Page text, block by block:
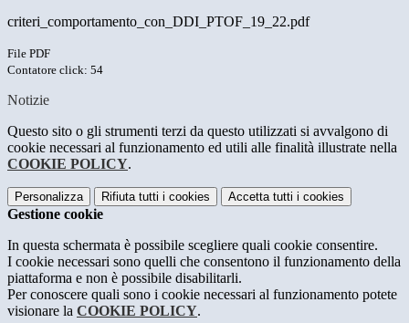
criteri_comportamento_con_DDI_PTOF_19_22.pdf
File PDF
Contatore click: 54
Notizie
Questo sito o gli strumenti terzi da questo utilizzati si avvalgono di
cookie necessari al funzionamento ed utili alle finalità illustrate nella
COOKIE POLICY.
Personalizza Rifiuta tutti i cookies Accetta tutti i cookies
Gestione cookie
In questa schermata è possibile scegliere quali cookie consentire.
I cookie necessari sono quelli che consentono il funzionamento della
piattaforma e non è possibile disabilitarli.
Per conoscere quali sono i cookie necessari al funzionamento potete
visionare la COOKIE POLICY.